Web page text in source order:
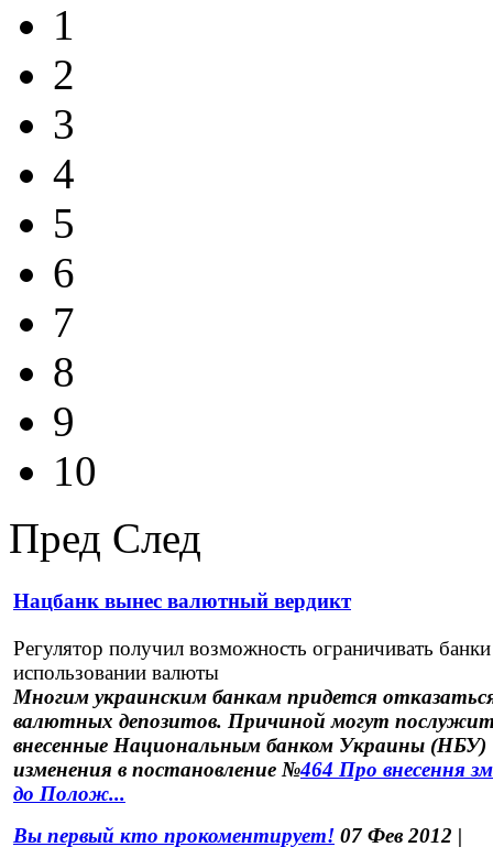
1
2
3
4
5
6
7
8
9
10
Пред След
Нацбанк вынес валютный вердикт
Регулятор получил возможность ограничивать
использовании валюты
Многим украинским банкам придется
валютных депозитов. Причиной могут
внесенные Национальным банком Украины (НБУ)
изменения в постановление №464 Про внесення
до Полож...
Вы первый кто прокоментирует! 07 Фев 2012 |